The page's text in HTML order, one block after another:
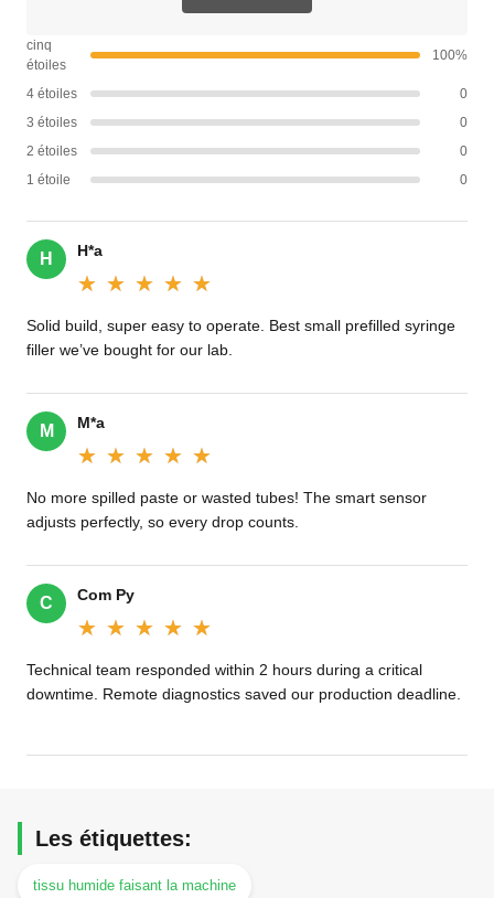
cinq
étoiles
100%
4 étoiles
0
3 étoiles
0
2 étoiles
0
1 étoile
0
H H*a
★★★★★
★★★★★
Solid build, super easy to operate. Best small prefilled syringe
filler we’ve bought for our lab.
M M*a
★★★★★
★★★★★
No more spilled paste or wasted tubes! The smart sensor
adjusts perfectly, so every drop counts.
C Com Py
★★★★★
★★★★★
Technical team responded within 2 hours during a critical
downtime. Remote diagnostics saved our production deadline.
Les étiquettes:
tissu humide faisant la machine